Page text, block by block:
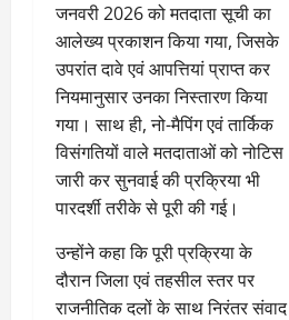
जनवरी 2026 को मतदाता सूची का
आलेख्य प्रकाशन किया गया, जिसके
उपरांत दावे एवं आपत्तियां प्राप्त कर
नियमानुसार उनका निस्तारण किया
गया। साथ ही, नो-मैपिंग एवं तार्किक
विसंगतियों वाले मतदाताओं को नोटिस
जारी कर सुनवाई की प्रक्रिया भी
पारदर्शी तरीके से पूरी की गई।
उन्होंने कहा कि पूरी प्रक्रिया के
दौरान जिला एवं तहसील स्तर पर
राजनीतिक दलों के साथ निरंतर संवाद